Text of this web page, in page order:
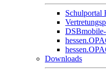
Schulportal
Downloads